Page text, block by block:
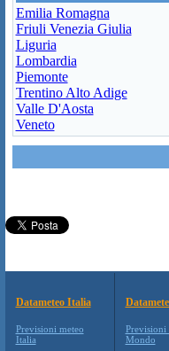
Emilia Romagna
Friuli Venezia Giulia
Liguria
Lombardia
Piemonte
Trentino Alto Adige
Valle D'Aosta
Veneto
Datameteo Italia
Previsioni meteo
Italia
Previsioni
Mondo